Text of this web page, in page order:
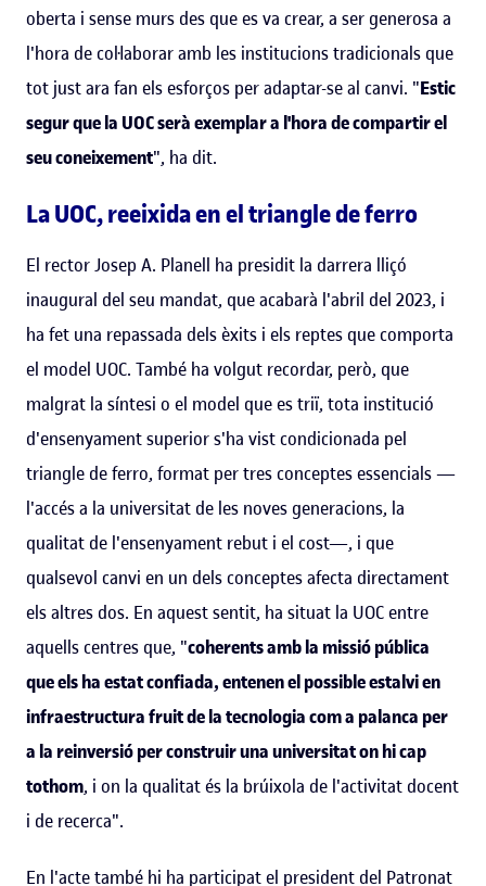
oberta i sense murs des que es va crear, a ser generosa a
l'hora de col·laborar amb les institucions tradicionals que
tot just ara fan els esforços per adaptar-se al canvi. "Estic
segur que la UOC serà exemplar a l'hora de compartir el
seu coneixement", ha dit.
La UOC, reeixida en el triangle de ferro
El rector Josep A. Planell ha presidit la darrera lliçó
inaugural del seu mandat, que acabarà l'abril del 2023, i
ha fet una repassada dels èxits i els reptes que comporta
el model UOC. També ha volgut recordar, però, que
malgrat la síntesi o el model que es triï, tota institució
d'ensenyament superior s'ha vist condicionada pel
triangle de ferro, format per tres conceptes essencials —
l'accés a la universitat de les noves generacions, la
qualitat de l'ensenyament rebut i el cost—, i que
qualsevol canvi en un dels conceptes afecta directament
els altres dos. En aquest sentit, ha situat la UOC entre
aquells centres que, "coherents amb la missió pública
que els ha estat confiada, entenen el possible estalvi en
infraestructura fruit de la tecnologia com a palanca per
a la reinversió per construir una universitat on hi cap
tothom, i on la qualitat és la brúixola de l'activitat docent
i de recerca".
En l'acte també hi ha participat el president del Patronat